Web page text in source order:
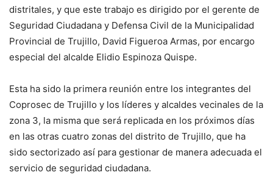
distritales, y que este trabajo es dirigido por el gerente de
Seguridad Ciudadana y Defensa Civil de la Municipalidad
Provincial de Trujillo, David Figueroa Armas, por encargo
especial del alcalde Elidio Espinoza Quispe.
Esta ha sido la primera reunión entre los integrantes del
Coprosec de Trujillo y los líderes y alcaldes vecinales de la
zona 3, la misma que será replicada en los próximos días
en las otras cuatro zonas del distrito de Trujillo, que ha
sido sectorizado así para gestionar de manera adecuada el
servicio de seguridad ciudadana.